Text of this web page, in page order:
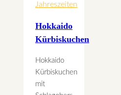
Jahreszeiten
Hokkaido
Kürbiskuchen
Hokkaido
Kürbiskuchen
mit